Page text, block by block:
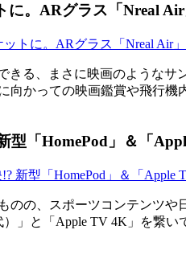
に。ARグラス「Nreal
きる、まさに映画のような
向かっての映画鑑賞や飛行機
型「HomePod」＆「
のの、スポーツコンテンツ
）」と「Apple TV 4K」を繋